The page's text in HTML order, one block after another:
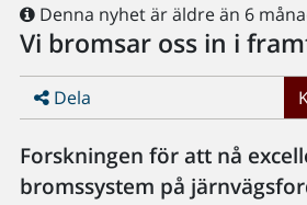
Denna nyhet är äldre än 6
Vi bromsar oss in i
Dela
Forskningen för att nå
bromssystem på